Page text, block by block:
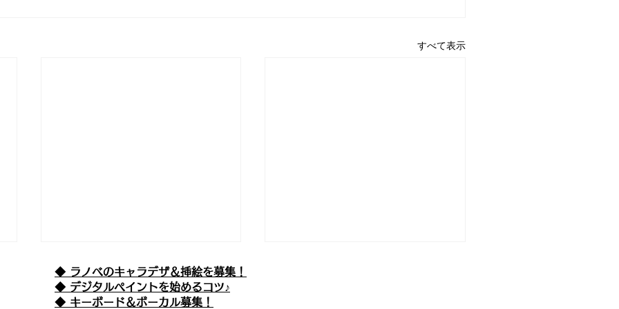
すべて表示
◆ ラノベのキャラデザ＆挿絵を募集！
​◆ デジタルペイントを始めるコツ♪
◆ キーボード＆ボーカル募集！